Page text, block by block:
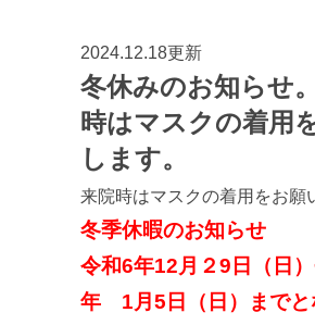
2024.12.18更新
冬休みのお知らせ
時はマスクの着用
します。
来院時はマスクの着用をお願
冬季休暇のお知らせ
令和6年12月２9日（日
年 1月5日（日）までと